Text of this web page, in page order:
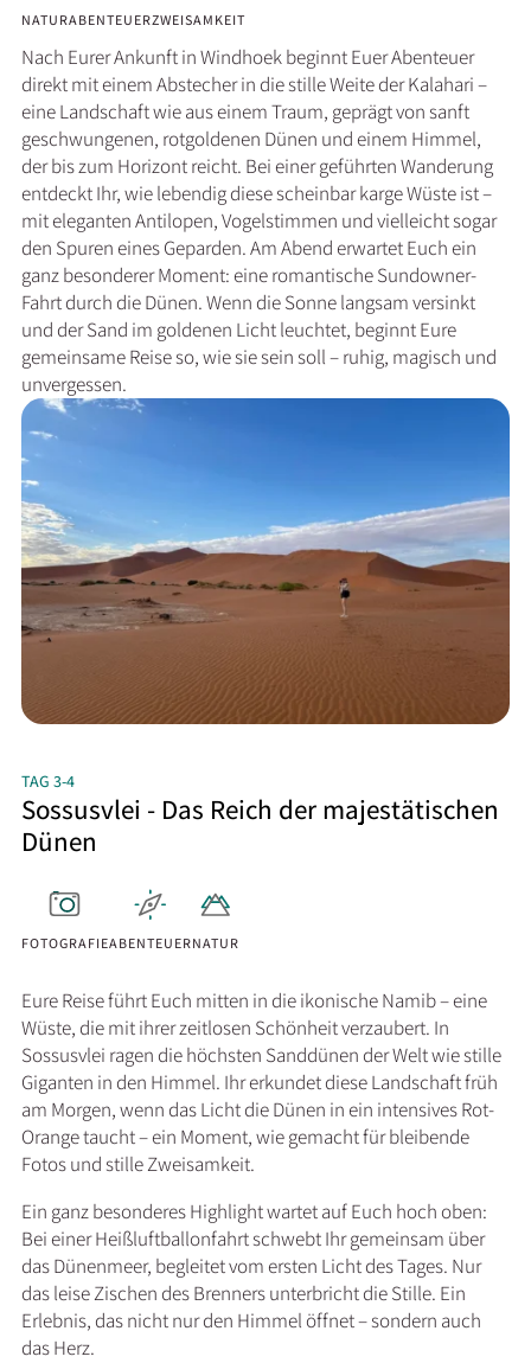
NATURABENTEUERZWEISAMKEIT
Nach Eurer Ankunft in Windhoek beginnt Euer Abenteuer
direkt mit einem Abstecher in die stille Weite der Kalahari –
eine Landschaft wie aus einem Traum, geprägt von sanft
geschwungenen, rotgoldenen Dünen und einem Himmel,
der bis zum Horizont reicht. Bei einer geführten Wanderung
entdeckt Ihr, wie lebendig diese scheinbar karge Wüste ist –
mit eleganten Antilopen, Vogelstimmen und vielleicht sogar
den Spuren eines Geparden. Am Abend erwartet Euch ein
ganz besonderer Moment: eine romantische Sundowner-
Fahrt durch die Dünen. Wenn die Sonne langsam versinkt
und der Sand im goldenen Licht leuchtet, beginnt Eure
gemeinsame Reise so, wie sie sein soll – ruhig, magisch und
unvergessen.
TAG 3-4
Sossusvlei - Das Reich der majestätischen
Dünen
FOTOGRAFIEABENTEUERNATUR
Eure Reise führt Euch mitten in die ikonische Namib – eine
Wüste, die mit ihrer zeitlosen Schönheit verzaubert. In
Sossusvlei ragen die höchsten Sanddünen der Welt wie stille
Giganten in den Himmel. Ihr erkundet diese Landschaft früh
am Morgen, wenn das Licht die Dünen in ein intensives Rot-
Orange taucht – ein Moment, wie gemacht für bleibende
Fotos und stille Zweisamkeit.
Ein ganz besonderes Highlight wartet auf Euch hoch oben:
Bei einer Heißluftballonfahrt schwebt Ihr gemeinsam über
das Dünenmeer, begleitet vom ersten Licht des Tages. Nur
das leise Zischen des Brenners unterbricht die Stille. Ein
Erlebnis, das nicht nur den Himmel öffnet – sondern auch
das Herz.